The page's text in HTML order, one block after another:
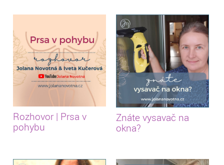
Rozhovor | Prsa v
pohybu
Znáte vysavač na
okna?